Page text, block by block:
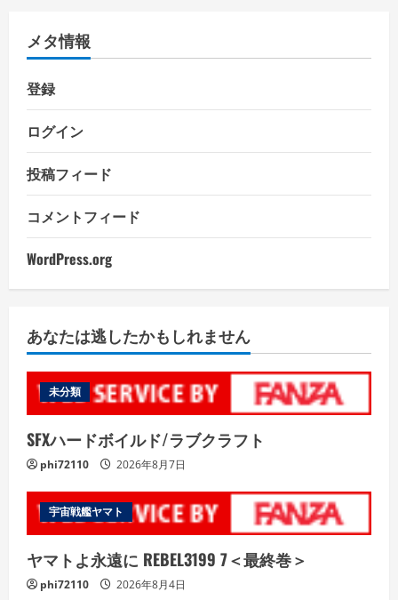
メタ情報
登録
ログイン
投稿フィード
コメントフィード
WordPress.org
あなたは逃したかもしれません
未分類
SFXハードボイルド/ラブクラフト
phi72110 2026年8月7日
宇宙戦艦ヤマト
ヤマトよ永遠に REBEL3199 7＜最終巻＞
phi72110 2026年8月4日